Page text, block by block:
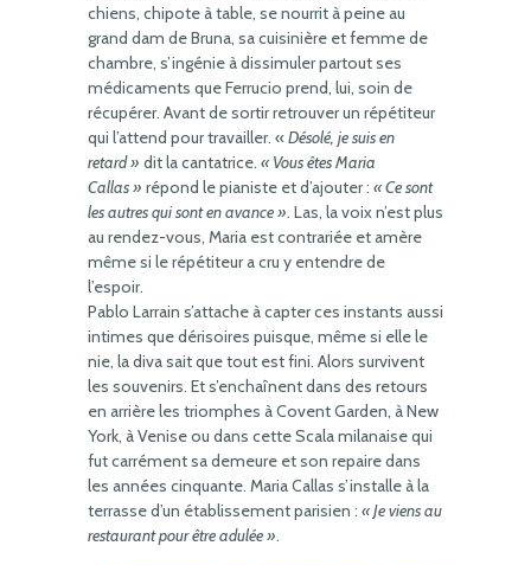
chiens, chipote à table, se nourrit à peine au
grand dam de Bruna, sa cuisinière et femme de
chambre, s’ingénie à dissimuler partout ses
médicaments que Ferrucio prend, lui, soin de
récupérer. Avant de sortir retrouver un répétiteur
qui l’attend pour travailler. «Désolé, je suis en
retard » dit la cantatrice. « Vous êtes Maria
Callas » répond le pianiste et d’ajouter : « Ce sont
les autres qui sont en avance ». Las, la voix n’est plus
au rendez-vous, Maria est contrariée et amère
même si le répétiteur a cru y entendre de
l’espoir.
Pablo Larrain s’attache à capter ces instants aussi
intimes que dérisoires puisque, même si elle le
nie, la diva sait que tout est fini. Alors survivent
les souvenirs. Et s’enchaînent dans des retours
en arrière les triomphes à Covent Garden, à New
York, à Venise ou dans cette Scala milanaise qui
fut carrément sa demeure et son repaire dans
les années cinquante. Maria Callas s’installe à la
terrasse d’un établissement parisien : « Je viens au
restaurant pour être adulée ».